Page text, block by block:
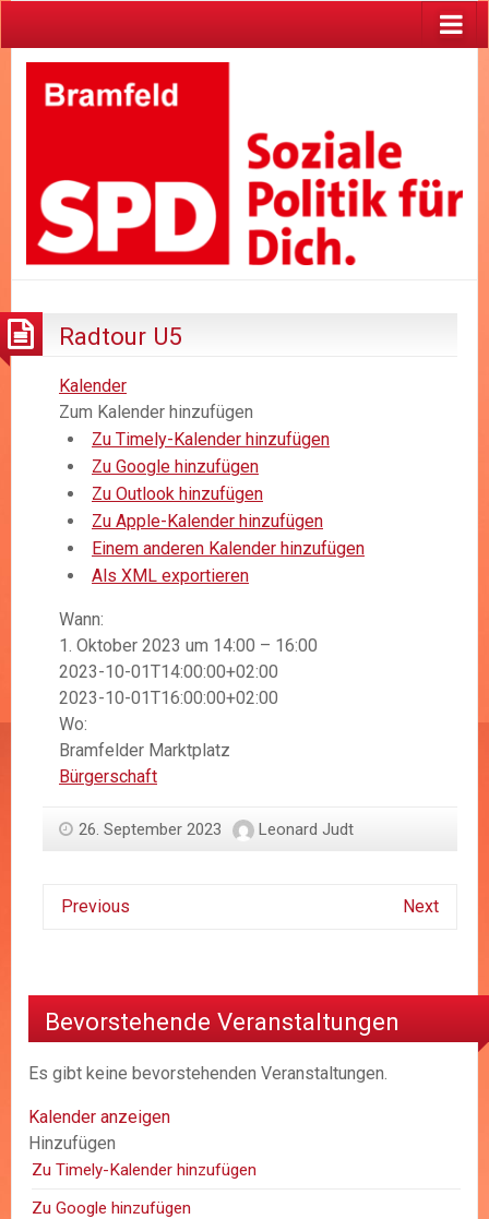
Radtour U5
Kalender
Zum Kalender hinzufügen
Zu Timely-Kalender hinzufügen
Zu Google hinzufügen
Zu Outlook hinzufügen
Zu Apple-Kalender hinzufügen
Einem anderen Kalender hinzufügen
Als XML exportieren
Wann:
1. Oktober 2023 um 14:00 – 16:00
2023-10-01T14:00:00+02:00
2023-10-01T16:00:00+02:00
Wo:
Bramfelder Marktplatz
Bürgerschaft
26. September 2023 Leonard Judt
Previous Next
Bevorstehende Veranstaltungen
Es gibt keine bevorstehenden Veranstaltungen.
Kalender anzeigen
Hinzufügen
Zu Timely-Kalender hinzufügen
Zu Google hinzufügen